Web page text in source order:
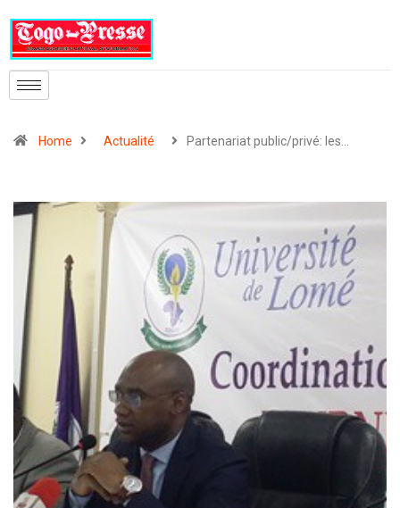
Home Actualité Partenariat public/privé: les…